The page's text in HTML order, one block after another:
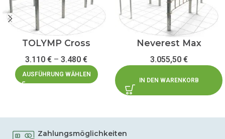
TOLYMP Cross
3.110 € – 3.480 €
AUSFÜHRUNG WÄHLEN
Neverest Max
3.055,50 €
IN DEN WARENKORB
Zahlungsmöglichkeiten